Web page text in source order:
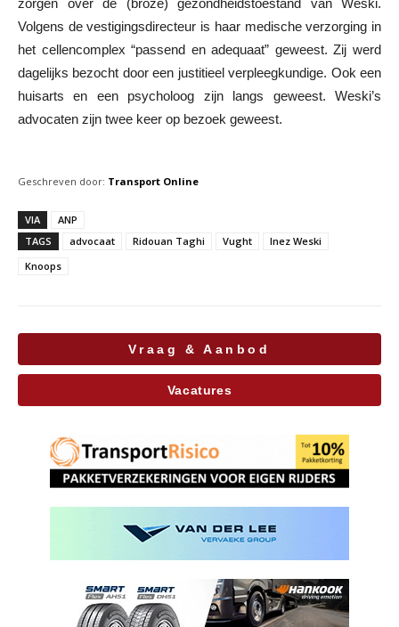
zorgen over de (broze) gezondheidstoestand van Weski.
Volgens de vestigingsdirecteur is haar medische verzorging in
het cellencomplex “passend en adequaat” geweest. Zij werd
dagelijks bezocht door een justitieel verpleegkundige. Ook een
huisarts en een psycholoog zijn langs geweest. Weski’s
advocaten zijn twee keer op bezoek geweest.
Geschreven door: Transport Online
VIA
ANP
TAGS
advocaat Ridouan Taghi Vught
Inez Weski
Knoops
Vraag & Aanbod
Vacatures